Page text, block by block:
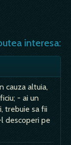
interesa:
cauza altuia,
- ai un
trebuie sa fii
descoperi pe